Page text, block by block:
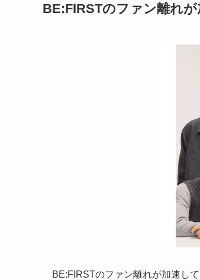
BE:FIRSTのファン離れが
BE:FIRSTのファン離れが加速し